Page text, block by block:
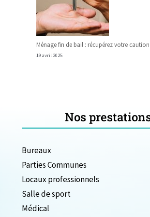
Ménage fin de bail : récupérez votre caution
19 avril 2025
Nos
Bureaux
Parties Communes
Locaux professionnels
Salle de sport
Médical